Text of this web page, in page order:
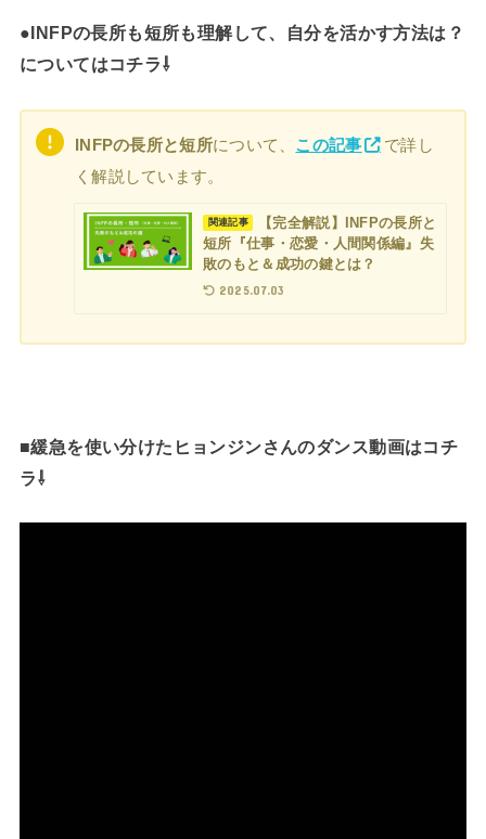
●INFPの長所も短所も理解して、自分を活かす方法は？
についてはコチラ⇩
INFPの長所と短所について、 この記事
で詳し
く解説しています。
関連記事
【完全解説】INFPの長所と
短所『仕事・恋愛・人間関係編』失
敗のもと＆成功の鍵とは？
2025.07.03
■緩急を使い分けたヒョンジンさんのダンス動画はコチ
ラ⇩